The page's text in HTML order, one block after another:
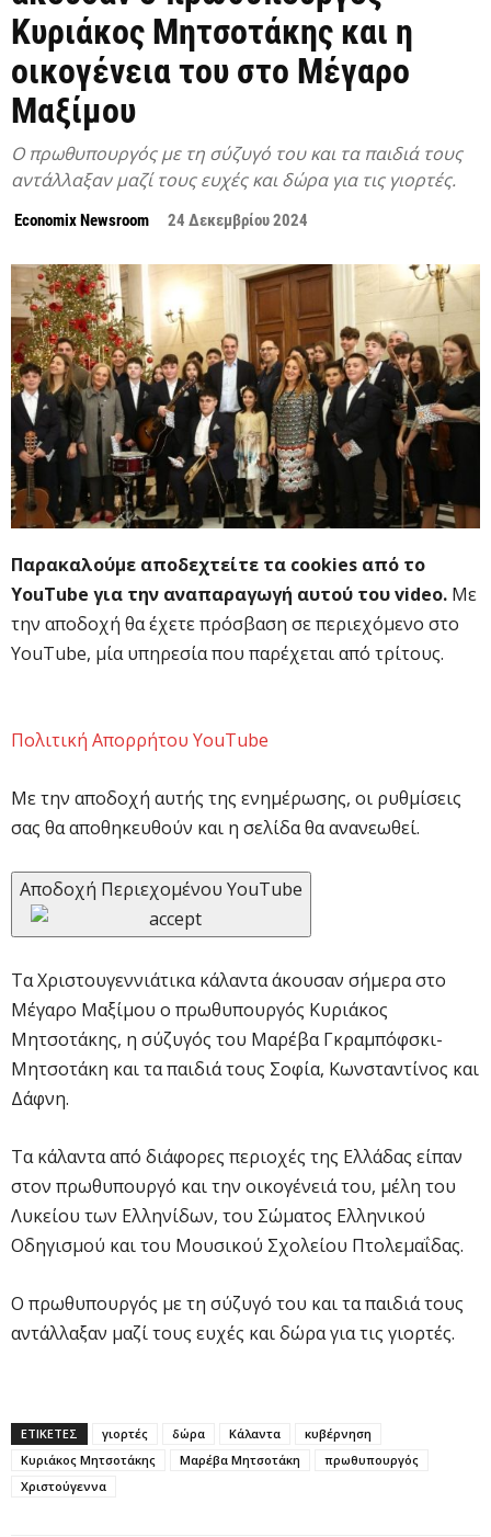
Κυριάκος Μητσοτάκης και η
οικογένεια του στο Μέγαρο
Μαξίμου
Ο πρωθυπουργός με τη σύζυγό του και τα παιδιά τους
αντάλλαξαν μαζί τους ευχές και δώρα για τις γιορτές.
Economix Newsroom 24 Δεκεμβρίου 2024
Παρακαλούμε αποδεχτείτε τα cookies από το
YouTube για την αναπαραγωγή αυτού του video. Με
την αποδοχή θα έχετε πρόσβαση σε περιεχόμενο στο
YouTube, μία υπηρεσία που παρέχεται από τρίτους.
Πολιτική Απορρήτου YouTube
Με την αποδοχή αυτής της ενημέρωσης, οι ρυθμίσεις
σας θα αποθηκευθούν και η σελίδα θα ανανεωθεί.
Αποδοχή Περιεχομένου YouTube
Τα Χριστουγεννιάτικα κάλαντα άκουσαν σήμερα στο
Μέγαρο Μαξίμου ο πρωθυπουργός Κυριάκος
Μητσοτάκης, η σύζυγός του Μαρέβα Γκραμπόφσκι-
Μητσοτάκη και τα παιδιά τους Σοφία, Κωνσταντίνος και
Δάφνη.
Τα κάλαντα από διάφορες περιοχές της Ελλάδας είπαν
στον πρωθυπουργό και την οικογένειά του, μέλη του
Λυκείου των Ελληνίδων, του Σώματος Ελληνικού
Οδηγισμού και του Μουσικού Σχολείου Πτολεμαΐδας.
Ο πρωθυπουργός με τη σύζυγό του και τα παιδιά τους
αντάλλαξαν μαζί τους ευχές και δώρα για τις γιορτές.
ΕΤΙΚΕΤΕΣ γιορτές δώρα Κάλαντα
κυβέρνηση
Κυριάκος Μητσοτάκης
Μαρέβα Μητσοτάκη
πρωθυπουργός
Χριστούγεννα